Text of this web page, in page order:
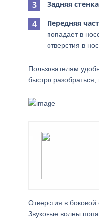
Задняя стенка
Передняя
попадает в
отверстия в
Пользователям
быстро разобраться,
Отверстия в
Звуковые волны